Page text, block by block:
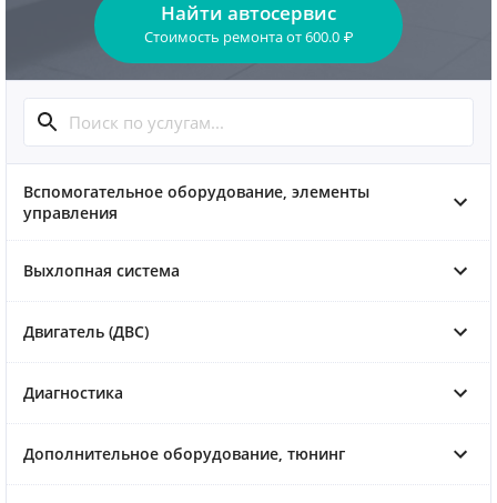
Найти автосервис
Стоимость ремонтаот600.0 ₽
Вспомогательное оборудование, элементы
управления
Выхлопная система
Двигатель (ДВС)
Диагностика
Дополнительное оборудование, тюнинг